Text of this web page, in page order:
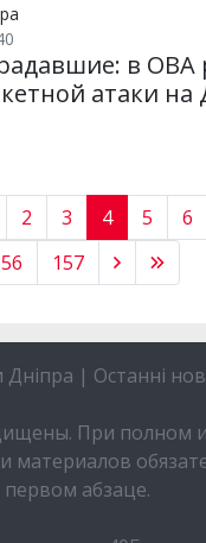
в ОВА
атаки на
2 3 4 5 6
157
| Останні
При полном
материалов
первом абзаце.